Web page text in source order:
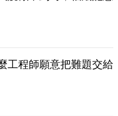
工程師願意把難題交給